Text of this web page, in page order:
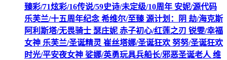
臻彩/71炫彩/16传说/59史诗/未定级/10周年 安妮/源代码
乐芙兰/十五周年纪念 希维尔/至臻 源计划：阴 劫/海克斯
阿利斯塔/无畏骑士 瑟庄妮 赤子初心/红莲之刃 锐雯/幸福
女神 乐芙兰/圣诞精灵 崔丝塔娜/圣诞狂欢 努努/圣诞狂欢
时光/平安夜女神 娑娜/英勇玩具兵船长/邪恶圣诞老人 维